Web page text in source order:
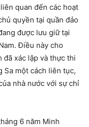
quan đến các hoạt
quyền tại quần đảo
được lưu giữ tại
Điều này cho
đã xác lập và thực thi
Sa một cách liên tục,
nhà nước với sự chỉ
6 năm Minh